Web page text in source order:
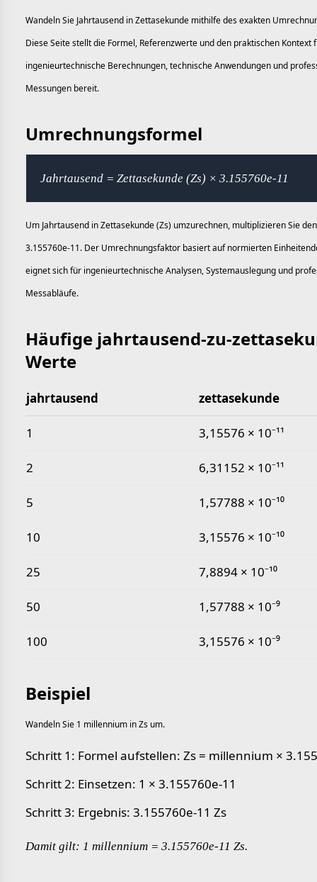
Wandeln Sie Jahrtausend in Zettasekunde mithilfe des exakten
Diese Seite stellt die Formel, Referenzwerte und den praktischen Kontext
ingenieurtechnische Berechnungen, technische Anwendungen und
Messungen bereit.
Umrechnungsformel
Jahrtausend = Zettasekunde (Zs) × 3.155760e-11
Um Jahrtausend in Zettasekunde (Zs) umzurechnen, multiplizieren Sie
3.155760e-11. Der Umrechnungsfaktor basiert auf normierten
eignet sich für ingenieurtechnische Analysen, Systemauslegung und
Messabläufe.
Häufige jahrtausend-zu-
Werte
Häufige jahrtausend-zu-zettasekunde-Werte
jahrtausend zettasekunde
1 3,15576 × 10⁻¹¹
2 6,31152 × 10⁻¹¹
5 1,57788 × 10⁻¹⁰
10 3,15576 × 10⁻¹⁰
25 7,8894 × 10⁻¹⁰
50 1,57788 × 10⁻⁹
100 3,15576 × 10⁻⁹
Beispiel
Wandeln Sie 1 millennium in Zs um.
Schritt 1: Formel aufstellen: Zs = millennium ×
Schritt 2: Einsetzen: 1 × 3.155760e-11
Schritt 3: Ergebnis: 3.155760e-11 Zs
Damit gilt: 1 millennium = 3.155760e-11 Zs.